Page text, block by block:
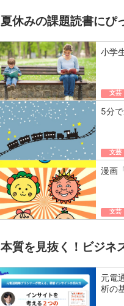
夏休みの課題読書にぴ
小学
文芸
5分
文芸
漫画
文芸
本質を見抜く！ビジネ
元電
析の